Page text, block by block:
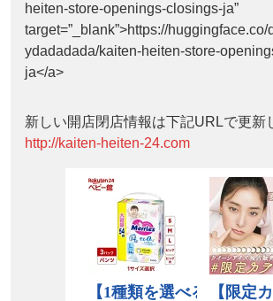
heiten-store-openings-closings-ja”
target=”_blank”>https://huggingface.co/
ydadadada/kaiten-heiten-store-
ja</a>
新しい開店閉店情報は下記URLで更新
http://kaiten-heiten-24.com